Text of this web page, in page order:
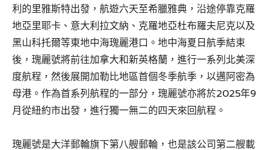
利的里雅斯特出發，航遊六天至希臘雅典，沿途停靠克羅
地亞里耶卡、意大利拉文納、克羅地亞杜布羅夫尼克以及
黑山科托爾等東地中海瑰麗港口。地中海夏日航季結束
後，瑰麗號將前往加拿大和新英格蘭，進行一系列北美深
度航程，然後展開加勒比地區首個冬季航季，以邁阿密為
母港。作為首系列航程的一部分，瑰麗號亦將於2025年9
月從紐約市出發，進行獨一無二的四天來回航程。
瑰麗號是大洋郵輪旗下第八艘郵輪，也是該公司第二艘載